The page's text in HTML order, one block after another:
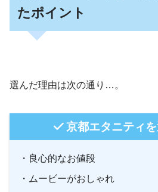
たポイント
選んだ理由は次の通り…。
京都エタニティ
・良心的なお値段
・ムービーがおしゃれ